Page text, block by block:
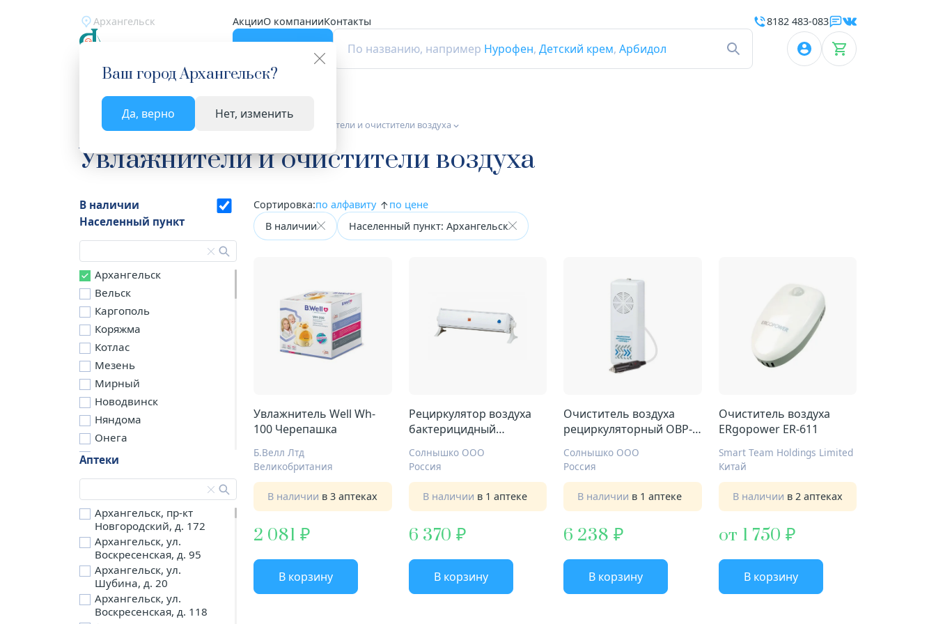
Архангельск АкцииО компанииКонтакты
По названию, например Нурофен, Детский крем, Арбидол
Ваш городАрхангельск?
Да, верно Нет, изменить
8182 483-083
Главная Каталог Медицинская техника Увлажнители и очистители воздуха
Увлажнители и очистители воздуха
В наличии
Населенный пункт
Архангельск
Вельск
Каргополь
Коряжма
Котлас
Мезень
Мирный
Новодвинск
Няндома
Онега
Северодвинск
д. Бережная
д. Петариха
д. Согра
п. Березник
п. Боброво
п. Вычегодский
п. Двинской,
Аптеки
Архангельск, пр-кт
Новгородский, д. 172
Архангельск, ул.
Воскресенская, д. 95
Архангельск, ул.
Шубина, д. 20
Архангельск, ул.
Воскресенская, д. 118
Сортировка:по алфавиту
по цене
В наличии
Населенный пункт: Архангельск
Увлажнитель Well Wh-
100 Черепашка
Б.Велл Лтд
Великобритания
В наличии в 3 аптеках
2 081
В корзину
Рециркулятор воздуха
бактерицидный
Солнышко Бриз
Солнышко ООО
Россия
В наличии в 1 аптеке
6 370
В корзину
Очиститель воздуха
рециркуляторный ОВР-1
Солнышко ООО
Россия
В наличии в 1 аптеке
6 238
В корзину
Очиститель воздуха
ERgopower ER-611
Smart Team Holdings Limited
Китай
В наличии в 2 аптеках
от 1 750
В корзину